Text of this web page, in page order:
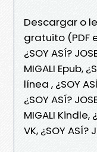
Descargar o
gratuito (PDF
¿SOY ASÍ?
MIGALI Epub,
línea , ¿SOY
¿SOY ASÍ?
MIGALI Kindle,
VK, ¿SOY